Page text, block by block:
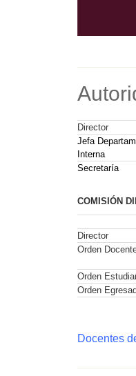
Director
Jefa
Secretaría
COMISIÓN
Director
Orden
Orden
Orden
Docentes